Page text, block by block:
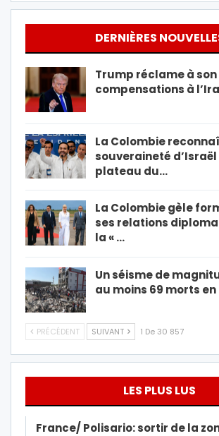
DERNIÈRES
Trump réclame à
compensations à
La Colombie
souveraineté
plateau du…
La Colombie gèle
ses relations
la « …
Un séisme de
au moins 69 morts
PRÉCÉDENT SUIVANT 1 De 30 857
LES PLUS LUS
France/ Polisario: sortir de la